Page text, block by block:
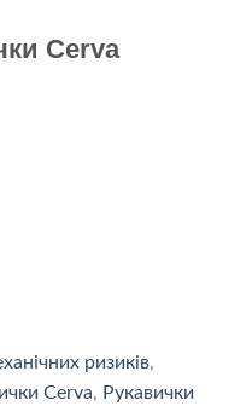
Cerva
ризиків,
Cerva, Рукавички